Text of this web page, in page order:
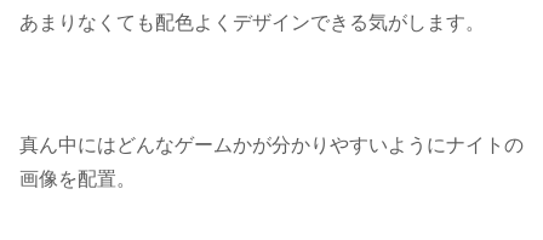
あまりなくても配色よくデザインできる気がします。
真ん中にはどんなゲームかが分かりやすいようにナイトの
画像 を配置。